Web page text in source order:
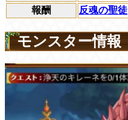
報酬
反魂の聖徒
モンスター情報